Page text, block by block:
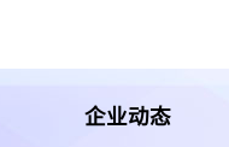
企业动态